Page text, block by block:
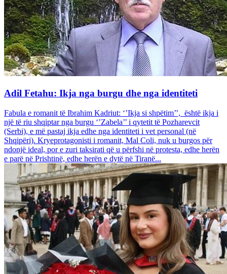
Adil Fetahu: Ikja nga burgu dhe nga identiteti
Fabula e romanit të Ibrahim Kadriut: ‘’Ikja si shpëtim’’, është ikja i
një të riu shqiptar nga burgu ‘’Zabela’’ i qytetit të Pozharevcit
(Serbi), e më pastaj ikja edhe nga identiteti i vet personal (në
Shqipëri). Kryeprotagonisti i romanit, Mal Coli, nuk u burgos për
ndonjë ideal, por e zuri taksirati që u përfshi në protesta, edhe herën
e parë në Prishtinë, edhe herën e dytë në Tiranë...